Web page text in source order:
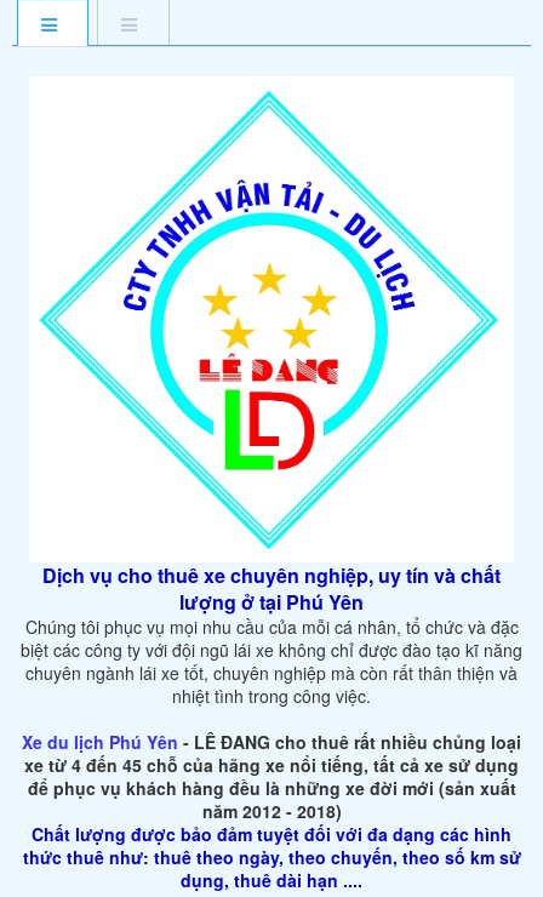
Dịch vụ cho thuê xe chuyên nghiệp, uy tín và chất
lượng ở tại Phú Yên
Chúng tôi phục vụ mọi nhu cầu của mỗi cá nhân, tổ chức và đặc
biệt các công ty với đội ngũ lái xe không chỉ được đào tạo kĩ năng
chuyên ngành lái xe tốt, chuyên nghiệp mà còn rất thân thiện và
nhiệt tình trong công việc.
Xe du lịch Phú Yên - LÊ ĐANG cho thuê rất nhiều chủng loại
xe từ 4 đến 45 chỗ của hãng xe nổi tiếng, tất cả xe sử dụng
để phục vụ khách hàng đều là những xe đời mới (sản xuất
năm 2012 - 2018)
Chất lượng được bảo đảm tuyệt đối với đa dạng các hình
thức thuê như: thuê theo ngày, theo chuyến, theo số km sử
dụng, thuê dài hạn ....